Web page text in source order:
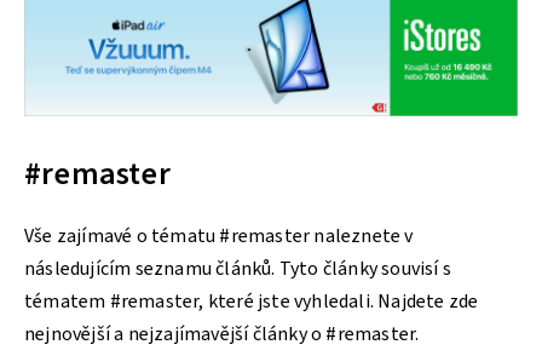
#remaster
Vše zajímavé o tématu #remaster naleznete v
následujícím seznamu článků. Tyto články souvisí s
tématem #remaster, které jste vyhledali. Najdete zde
nejnovější a nejzajímavější články o #remaster.